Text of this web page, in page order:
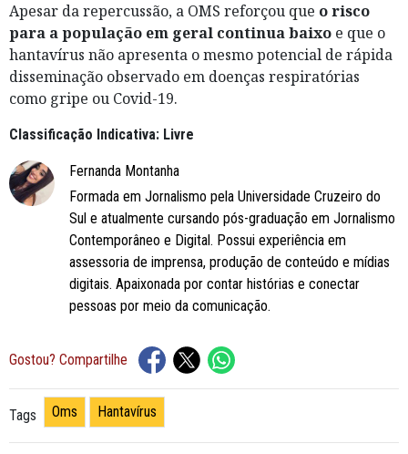
Apesar da repercussão, a OMS reforçou que o risco
para a população em geral continua baixo e que o
hantavírus não apresenta o mesmo potencial de rápida
disseminação observado em doenças respiratórias
como gripe ou Covid-19.
Classificação Indicativa: Livre
Fernanda Montanha
Formada em Jornalismo pela Universidade Cruzeiro do
Sul e atualmente cursando pós-graduação em Jornalismo
Contemporâneo e Digital. Possui experiência em
assessoria de imprensa, produção de conteúdo e mídias
digitais. Apaixonada por contar histórias e conectar
pessoas por meio da comunicação.
Gostou? Compartilhe
Tags Oms Hantavírus